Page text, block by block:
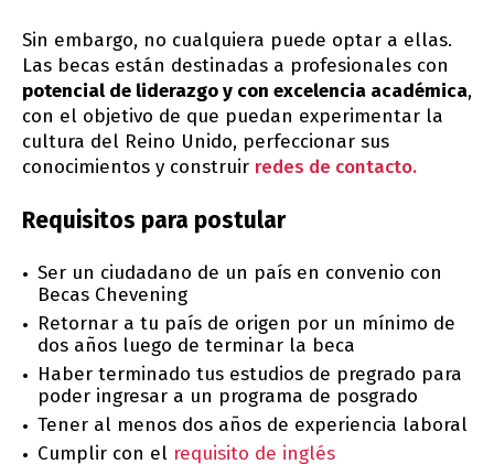
Sin embargo, no cualquiera puede optar a ellas.
Las becas están destinadas a profesionales con
potencial de liderazgo y con excelencia académica,
con el objetivo de que puedan experimentar la
cultura del Reino Unido, perfeccionar sus
conocimientos y construir redes de contacto.
Requisitos para postular
Ser un ciudadano de un país en convenio con
Becas Chevening
Retornar a tu país de origen por un mínimo de
dos años luego de terminar la beca
Haber terminado tus estudios de pregrado para
poder ingresar a un programa de posgrado
Tener al menos dos años de experiencia laboral
Cumplir con el requisito de inglés